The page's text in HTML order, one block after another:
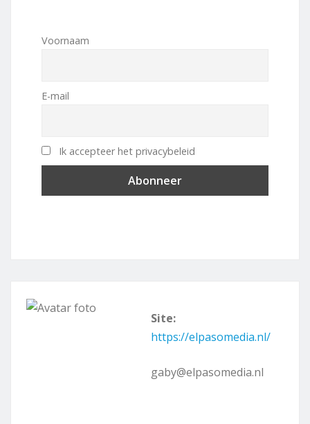
Voornaam
E-mail
Ik accepteer het privacybeleid
Site:
https://elpasomedia.nl/
gaby@elpasomedia.nl